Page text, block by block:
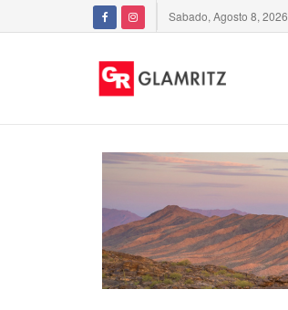
Sabado, Agosto 8, 2026